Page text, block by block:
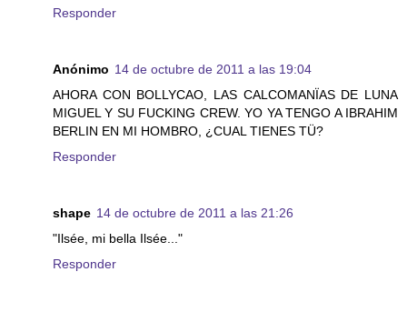
Responder
Anónimo 14 de octubre de 2011 a las 19:04
AHORA CON BOLLYCAO, LAS CALCOMANÏAS DE LUNA
MIGUEL Y SU FUCKING CREW. YO YA TENGO A IBRAHIM
BERLIN EN MI HOMBRO, ¿CUAL TIENES TÜ?
Responder
shape 14 de octubre de 2011 a las 21:26
"Ilsée, mi bella Ilsée..."
Responder